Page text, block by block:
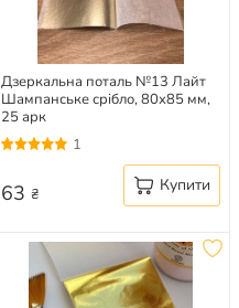
Дзеркальна поталь №13 Лайт
Шампанське срібло, 80х85 мм,
25 арк
1
63 ₴ Купити